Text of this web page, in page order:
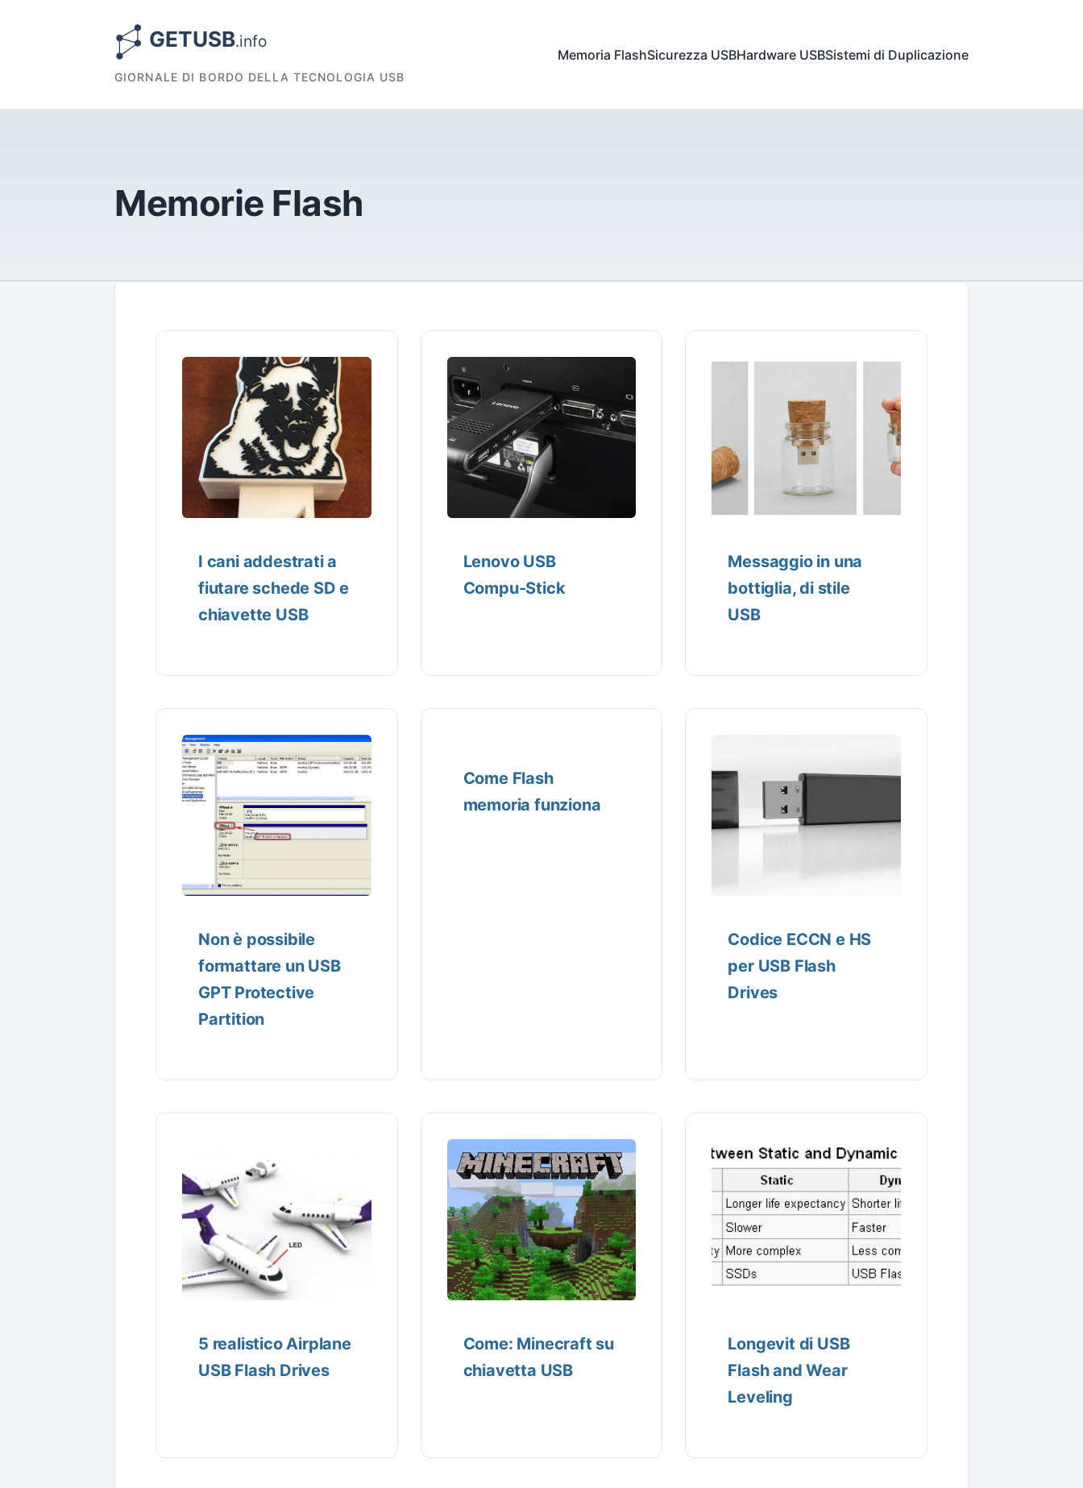
GIORNALE DI BORDO DELLA TECNOLOGIA USB
Memoria FlashSicurezza USBHardware USBSistemi di Duplicazione
Memorie Flash
I cani addestrati a
fiutare schede SD e
chiavette USB
Lenovo USB
Compu-Stick
Messaggio in una
bottiglia, di stile
USB
Non è possibile
formattare un USB
GPT Protective
Partition
Come Flash
memoria funziona
Codice ECCN e HS
per USB Flash
Drives
5 realistico Airplane
USB Flash Drives
Come: Minecraft su
chiavetta USB
Longevit di USB
Flash and Wear
Leveling